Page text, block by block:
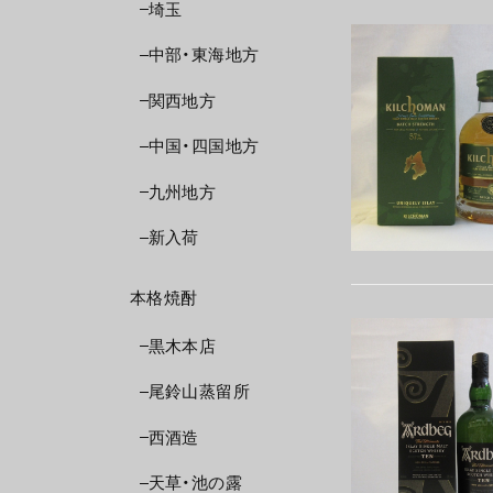
埼玉
中部・東海地方
関西地方
中国・四国地方
九州地方
新入荷
本格焼酎
黒木本店
尾鈴山蒸留所
西酒造
天草・池の露